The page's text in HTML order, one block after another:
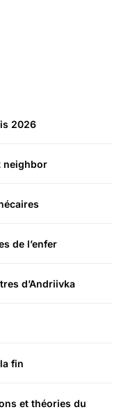
2026
neighbor
de l’enfer
d’Andriivka
fin
et théories du